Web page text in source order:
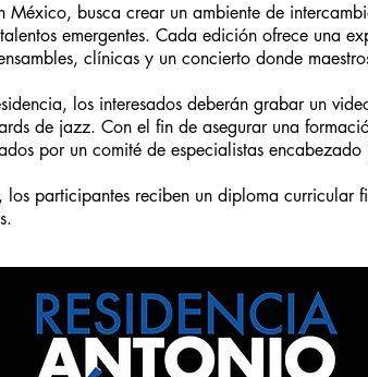
México, busca crear un ambiente de
emergentes. Cada edición ofrece una
clínicas y un concierto donde
los interesados deberán grabar un
de jazz. Con el fin de asegurar una
por un comité de especialistas
participantes reciben un diploma curricular